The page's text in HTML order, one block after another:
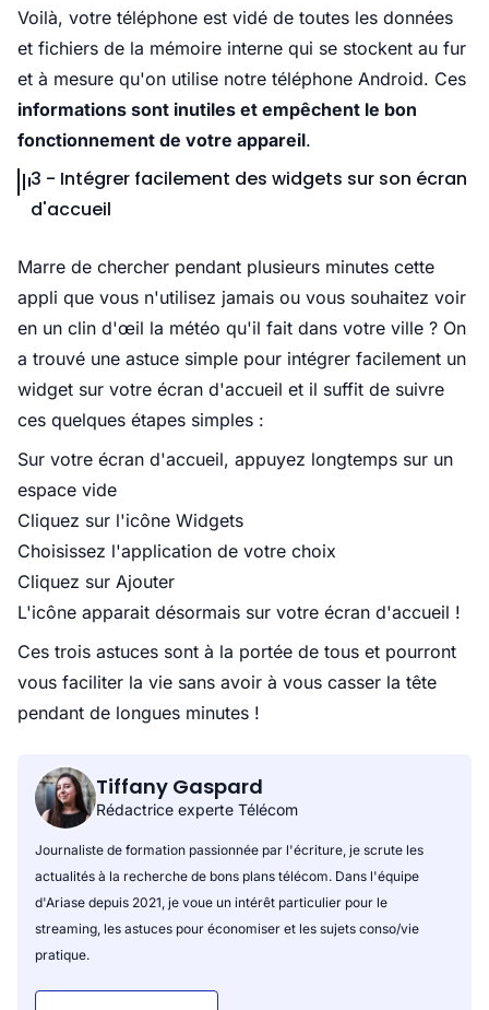
Voilà, votre téléphone est vidé de toutes les données
et fichiers de la mémoire interne qui se stockent au fur
et à mesure qu'on utilise notre téléphone Android. Ces
informations sont inutiles et empêchent le bon
fonctionnement de votre appareil.
3 - Intégrer facilement des widgets sur son écran
d'accueil
Marre de chercher pendant plusieurs minutes cette
appli que vous n'utilisez jamais ou vous souhaitez voir
en un clin d'œil la météo qu'il fait dans votre ville ? On
a trouvé une astuce simple pour intégrer facilement un
widget sur votre écran d'accueil et il suffit de suivre
ces quelques étapes simples :
Sur votre écran d'accueil, appuyez longtemps sur un
espace vide
Cliquez sur l'icône Widgets
Choisissez l'application de votre choix
Cliquez sur Ajouter
L'icône apparait désormais sur votre écran d'accueil !
Ces trois astuces sont à la portée de tous et pourront
vous faciliter la vie sans avoir à vous casser la tête
pendant de longues minutes !
Tiffany Gaspard
Rédactrice experte Télécom
Journaliste de formation passionnée par l'écriture, je scrute les
actualités à la recherche de bons plans télécom. Dans l'équipe
d'Ariase depuis 2021, je voue un intérêt particulier pour le
streaming, les astuces pour économiser et les sujets conso/vie
pratique.